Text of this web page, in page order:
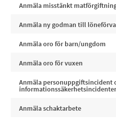
Anmäla misstänkt
Anmäla ny godman till
Anmäla oro för barn/ungdom
Anmäla oro för vuxen
Anmäla personuppgiftsincident
informationssäkerhetsincidenter
Anmäla schaktarbete